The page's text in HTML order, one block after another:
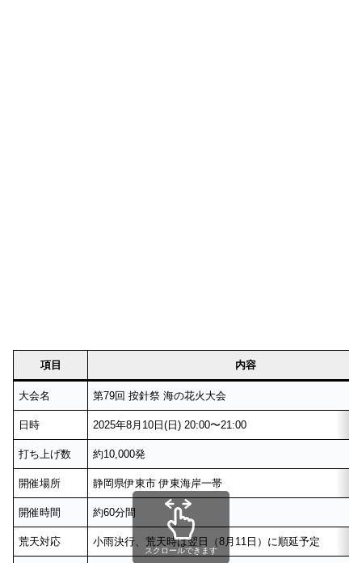
項目 内容
大会名 第79回 按針祭 海の花火大会
日時 2025年8月10日(日) 20:00〜21:00
打ち上げ数 約10,000発
開催場所 静岡県伊東市 伊東海岸一帯
開催時間 約60分間
荒天対応 小雨決行、荒天時は翌日（8月11日）に順延予定
スクロールできます